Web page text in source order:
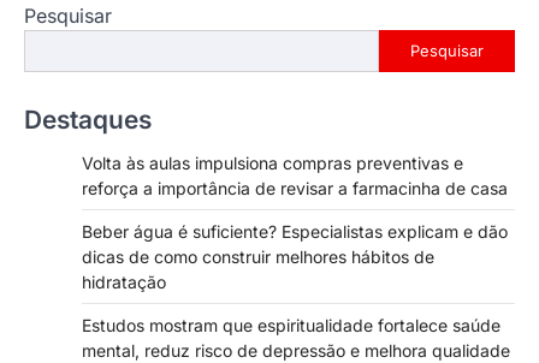
Pesquisar
Pesquisar
Destaques
Volta às aulas impulsiona compras preventivas e
reforça a importância de revisar a farmacinha de casa
Beber água é suficiente? Especialistas explicam e dão
dicas de como construir melhores hábitos de
hidratação
Estudos mostram que espiritualidade fortalece saúde
mental, reduz risco de depressão e melhora qualidade